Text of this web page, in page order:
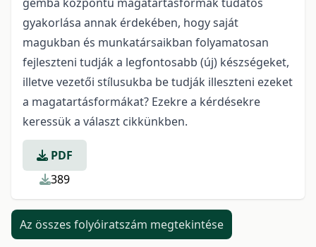
gyakorlása annak érdekében, hogy saját
magukban és munkatársaikban folyamatosan
fejleszteni tudják a legfontosabb (új) készségeket,
illetve vezetői stílusukba be tudják illeszteni ezeket
a magatartásformákat? Ezekre a kérdésekre
keressük a választ cikkünkben.
PDF
389
Az összes folyóiratszám megtekintése